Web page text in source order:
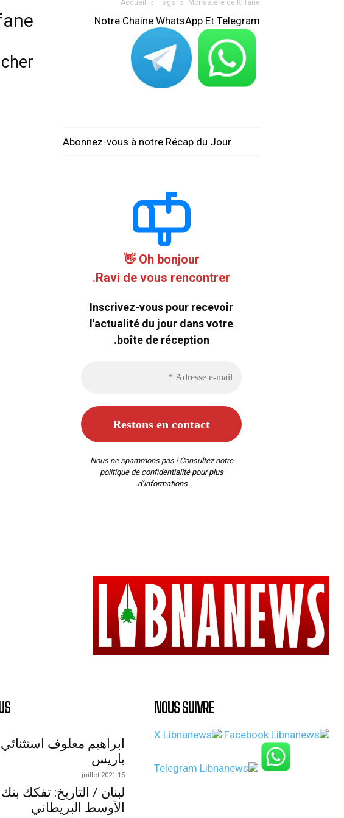
Accueil Tags Monastère de Kfifane
Notre Chaine WhatsApp Et Telegram
Abonnez-vous à notre Récap du Jour
Oh bonjour 👋
Ravi de vous rencontrer.
Inscrivez-vous pour recevoir
l'actualité du jour dans votre
boîte de réception.
Nous ne spammons pas ! Consultez notre
politique de confidentialitépour plus
d’informations.
ابراهيم معلوف
باريس
15 juillet 2021
لبنان / التاريخ: تفكك
الأوسط البريطاني
NOUS SUIVRE